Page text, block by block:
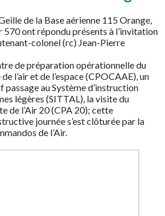
de la Base aérienne 115 Orange,
570 ont répondu présents à l’invitation
colonel (rc) Jean-Pierre
de préparation opérationnelle du
l’air et de l’espace (CPOCAAE), un
au Système d’instruction
légères (SITTAL), la visite du
de l’Air 20 (CPA 20); cette
journée s’est clôturée par la
de l’Air.